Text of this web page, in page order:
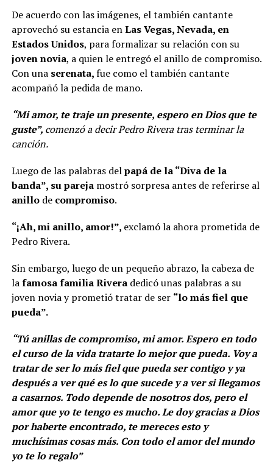
De acuerdo con las imágenes, el también cantante
aprovechó su estancia enLas Vegas, Nevada, en
Estados Unidos, para formalizar su relación con su
joven novia, a quien le entregó el anillo de compromiso.
Con una serenata,fue como el también cantante
acompañó la pedida de mano.
“Mi amor, te traje un presente, espero en Dios que te
guste”, comenzó a decir Pedro Rivera tras terminar la
canción.
Luego de las palabras delpapá de la “Diva de la
banda”, su parejamostró sorpresa antes de referirse al
anillo de compromiso.
“¡Ah, mi anillo, amor!”, exclamó la ahora prometida de
Pedro Rivera.
Sin embargo, luego de un pequeño abrazo, la cabeza de
lafamosa familia Riveradedicó unas palabras a su
joven novia y prometió tratar de ser “lo más fiel que
pueda”.
“Tú anillas de compromiso, mi amor. Espero en todo
el curso de la vida tratarte lo mejor que pueda. Voy a
tratar de ser lo más fiel que pueda ser contigo y ya
después a ver qué es lo que sucede y a ver si llegamos
a casarnos. Todo depende de nosotros dos, pero el
amor que yo te tengo es mucho. Le doy gracias a Dios
por haberte encontrado, te mereces esto y
muchísimas cosas más. Con todo el amor del mundo
yo te lo regalo”